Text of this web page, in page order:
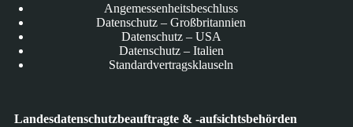
Angemessenheitsbeschluss
Datenschutz – Großbritannien
Datenschutz – USA
Datenschutz – Italien
Standardvertragsklauseln
Landesdatenschutzbeauftragte & -aufsichtsbehörden